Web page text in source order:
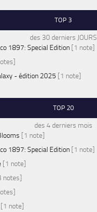
TOP 3
des 30 derniers JOURS
1897: Special Edition [1 note]
- édition 2025 [1 note]
TOP 20
des 4 derniers mois
[1 note]
1897: Special Edition [1 note]
[1 note]
notes]
[1 note]